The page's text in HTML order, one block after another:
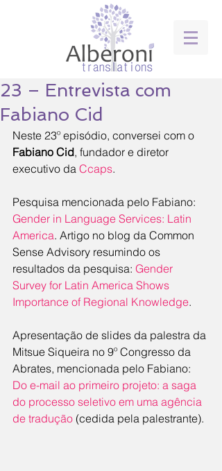
23 – Entrevista com
Fabiano Cid
Neste 23º episódio, conversei com o
Fabiano Cid, fundador e diretor
executivo da Ccaps.
Pesquisa mencionada pelo Fabiano:
Gender in Language Services: Latin
America. Artigo no blog da Common
Sense Advisory resumindo os
resultados da pesquisa: Gender
Survey for Latin America Shows
Importance of Regional Knowledge.
Apresentação de slides da palestra da
Mitsue Siqueira no 9º Congresso da
Abrates, mencionada pelo Fabiano:
Do e-mail ao primeiro projeto: a saga
do processo seletivo em uma agência
de tradução (cedida pela palestrante).